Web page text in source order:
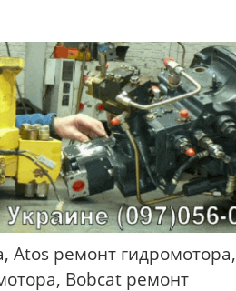
Atos ремонт гидромотора,
Bobcat ремонт